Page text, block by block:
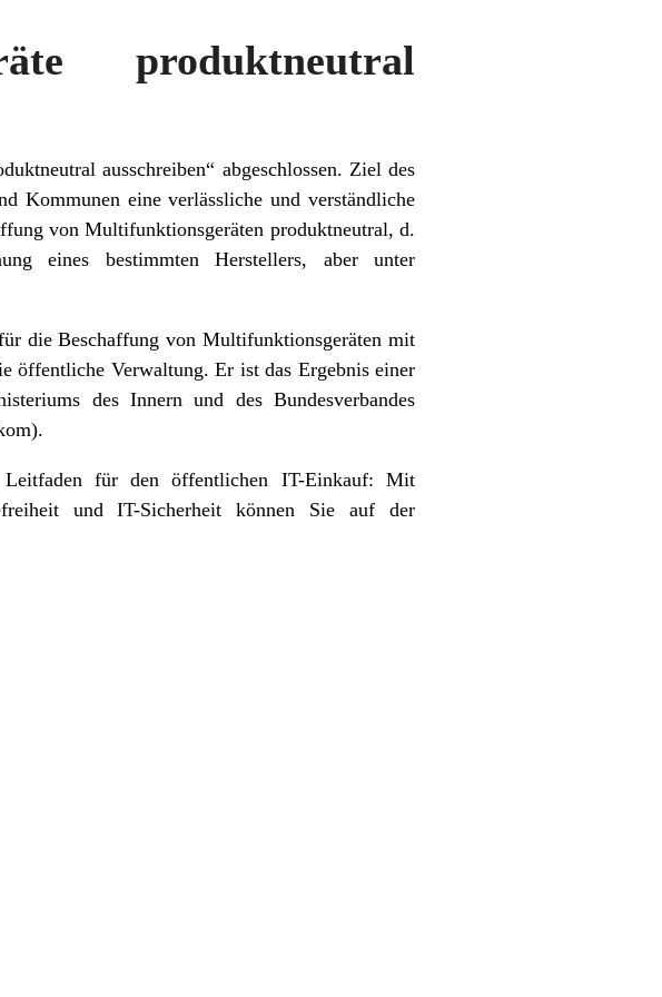
produktneutral
ausschreiben“ abgeschlossen. Ziel des
Kommunen eine verlässliche und verständliche
von Multifunktionsgeräten produktneutral, d.
eines bestimmten Herstellers, aber unter
die Beschaffung von Multifunktionsgeräten mit
öffentliche Verwaltung. Er ist das Ergebnis einer
des Innern und des Bundesverbandes
Leitfaden für den öffentlichen IT-Einkauf: Mit
und IT-Sicherheit können Sie auf der